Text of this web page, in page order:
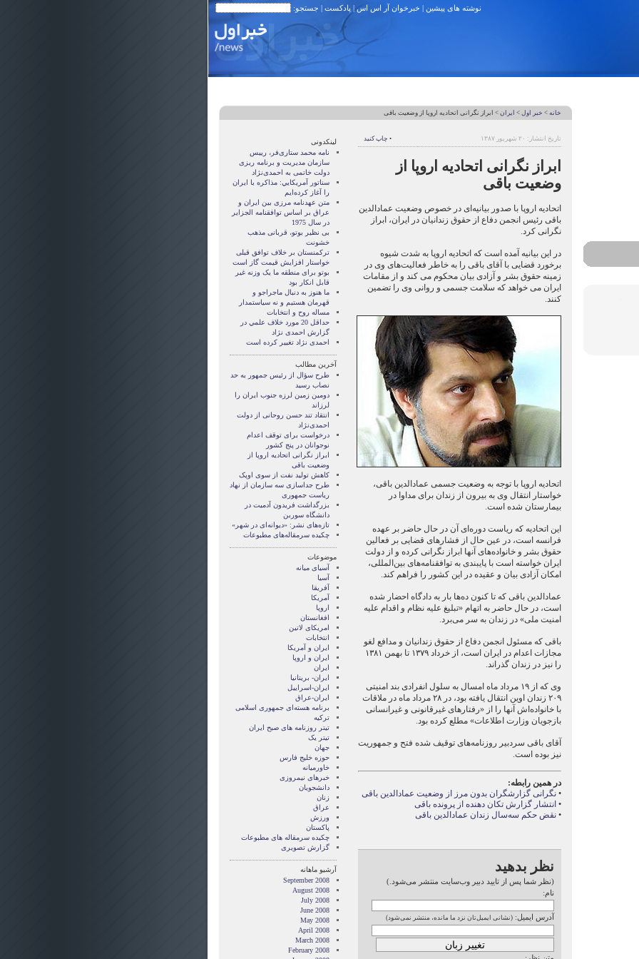
نوشته های پیشین | خبرخوان آر اس اس| پادکست | جستجو:
خانه > خبر اول > ایران > ابراز نگرانی اتحادیه اروپا از وضعیت باقی
تاریخ انتشار: ۲۰ شهریور ۱۳۸۷ • چاپ کنید
ابراز نگرانی اتحادیه اروپا از
وضعیت باقی
اتحادیه اروپا با صدور بیانیه‌ای در خصوص وضعیت عمادالدین
باقی رئیس انجمن دفاع از حقوق زندانیان در ایران، ابراز
نگرانی کرد.
در این بیانیه آمده است که اتحادیه اروپا به شدت شیوه
برخورد قضایی با آقای باقی را به خاطر فعالیت‌های وی در
زمینه حقوق بشر و آزادی بیان محکوم می کند و از مقامات
ایران می خواهد که سلامت جسمی و روانی وی را تضمین
کنند.
اتحادیه اروپا با توجه به وضعیت جسمی عمادالدین باقی،
خواستار انتقال وی به بیرون از زندان برای مداوا در
بیمارستان شده است.
این اتحادیه که ریاست دوره‌ای آن در حال حاضر بر عهده
فرانسه است، در عین حال از فشارهای قضایی بر فعالین
حقوق بشر و خانواده‌های آنها ابراز نگرانی کرده و از دولت
ایران خواسته است با پایبندی به توافقنامه‌های بین‌المللی،
امکان آزادی بیان و عقیده در این کشور را فراهم کند.
عمادالدین باقی که تا کنون ده‌ها بار به دادگاه احضار شده
است، در حال حاضر به اتهام «تبلیغ علیه نظام و اقدام علیه
امنیت ملی» در زندان به سر می‌برد.
باقی که مسئول انجمن دفاع از حقوق زندانیان و مدافع لغو
مجازات اعدام در ایران است، از خرداد ۱۳۷۹ تا بهمن ۱۳۸۱
را نیز در زندان گذراند.
وی که از ۱۹ مرداد ماه امسال به سلول انفرادی بند امنیتی
۲۰۹ زندان اوین انتقال یافته بود، در ۲۸ مرداد ماه در ملاقات
با خانواده‌اش آنها را از «رفتارهای غیرقانونی و غیرانسانی
بازجویان وزارت اطلاعات» مطلع کرده بود.
آقای باقی سردبیر روزنامه‌های توقیف شده فتح و جمهوریت
نیز بوده است.
در همین رابطه:
•نگرانی گزارشگران بدون مرز از وضعیت عماد‌الدین باقی
• انتشار گزارش تکان دهنده از پرونده باقی
•نقض حکم سه‌سال زندان عماد‌الدین باقی
نظر بدهید
(نظر شما پس از تایید دبیر وب‌سایت منتشر می‌شود.)
نام:
آدرس ایمیل: (نشانی ایمیل‌تان نزد ما مانده، منتشر نمی‌شود)
لینکدونی
نامه محمد ستاری‌فر، رییس
سازمان مدیریت و برنامه ریزی
دولت خاتمی به احمدی‌نژاد
سناتور آمريکايي: مذاکره با ايران
را آغاز کرده‌ايم
متن عهدنامه مرزى بين ايران و
عراق بر اساس توافقنامه الجزاير
در سال 1975
بی نظیر بوتو، قربانی مذهب
خشونت
ترکمنستان بر خلاف توافق قبلی
خواستار افزایش قیمت گاز است
بوتو برای منطقه ما یک وزنه غیر
قابل انکار بود
ما هنوز به دنبال ماجراجو و
قهرمان هستيم و نه سياستمدار
مساله روح و انتخابات
حداقل 20 مورد خلاف علمي در
گزارش احمدی نژاد
احمدی نژاد تغییر کرده است
آخرین مطالب
طرح سؤال از رئیس جمهور به حد
نصاب رسید
دومین زمین لرزه جنوب ایران را
لرزاند
انتقاد تند حسن روحانی از دولت
احمدی‌نژاد
درخواست برای توقف اعدام
نوجوانان در پنج کشور
ابراز نگرانی اتحادیه اروپا از
وضعیت باقی
کاهش تولید نفت از سوی اوپک
طرح جداسازی سه سازمان از نهاد
ریاست جمهوری
بزرگداشت فریدون آدمیت در
دانشگاه سوربن
تازه‌های نشر: «دیوانه‌ای در شهر»
چکیده سرمقاله‌های مطبوعات
موضوعات
آسيای ميانه
آسیا
آفریقا
آمریکا
اروپا
افغانستان
امریکای لاتین
انتخابات
ايران و آمريکا
ايران و اروپا
ایران
ایران- بریتانیا
ایران-اسراییل
ایران-عراق
برنامه هسته‌ای جمهوری اسلامی
ترکیه
تیتر روزنامه های صبح ایران
تیتر یک
جهان
حوزه خلیج فارس
خاورمیانه
خبرهای نیمروزی
دانشجویان
زنان
عراق
ورزش
پاکستان
چکیده سرمقاله های مطبوعات
گزارش تصويری
آرشیو ماهانه
September 2008
August 2008
July 2008
June 2008
May 2008
April 2008
March 2008
February 2008